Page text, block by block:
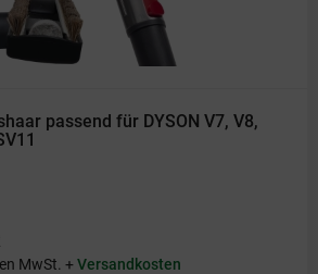
passend für DYSON V7, V8,
MwSt. +Versandkosten